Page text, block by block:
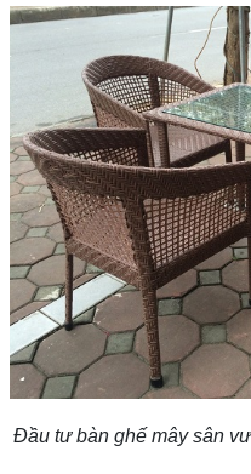
Đầu tư bàn ghế mây sân